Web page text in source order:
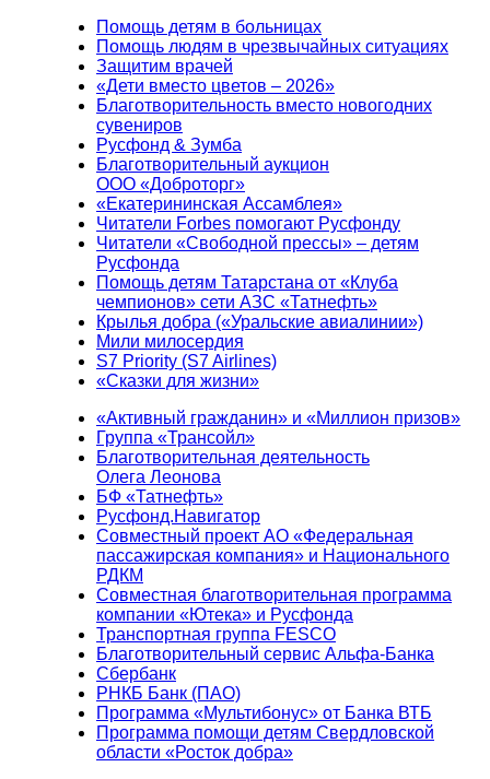
Помощь детям в больницах
Помощь людям в чрезвычайных ситуациях
Защитим врачей
«Дети вместо цветов – 2026»
Благотворительность вместо новогодних
сувениров
Русфонд & Зумба
Благотворительный аукцион
ООО «Доброторг»
«Екатерининская Ассамблея»
Читатели Forbes помогают Русфонду
Читатели «Свободной прессы» – детям
Русфонда
Помощь детям Татарстана от «Клуба
чемпионов» сети АЗС «Татнефть»
Крылья добра («Уральские авиалинии»)
Мили милосердия
S7 Priority (S7 Airlines)
«Сказки для жизни»
«Активный гражданин» и «Миллион призов»
Группа «Трансойл»
Благотворительная деятельность
Олега Леонова
БФ «Татнефть»
Русфонд.Навигатор
Совместный проект АО «Федеральная
пассажирская компания» и Национального
РДКМ
Совместная благотворительная программа
компании «Ютека» и Русфонда
Транспортная группа FESCO
Благотворительный сервис Альфа-Банка
Сбербанк
РНКБ Банк (ПАО)
Программа «Мультибонус» от Банка ВТБ
Программа помощи детям Свердловской
области «Росток добра»